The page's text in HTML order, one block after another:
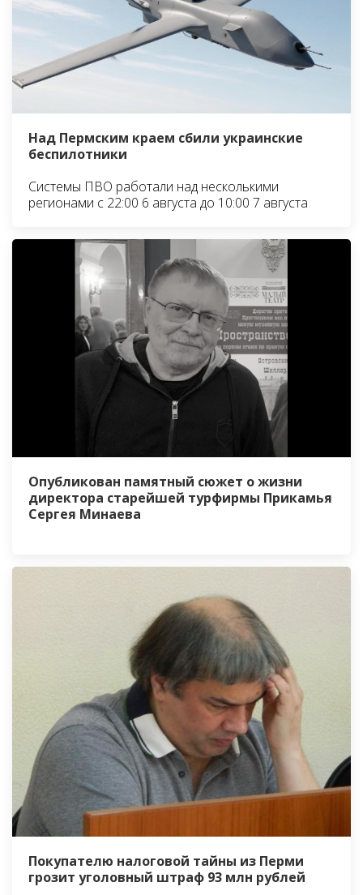
Над Пермским краем сбили украинские
беспилотники
Системы ПВО работали над несколькими
регионами с 22:00 6 августа до 10:00 7 августа
Опубликован памятный сюжет о жизни
директора старейшей турфирмы Прикамья
Сергея Минаева
Покупателю налоговой тайны из Перми
грозит уголовный штраф 93 млн рублей